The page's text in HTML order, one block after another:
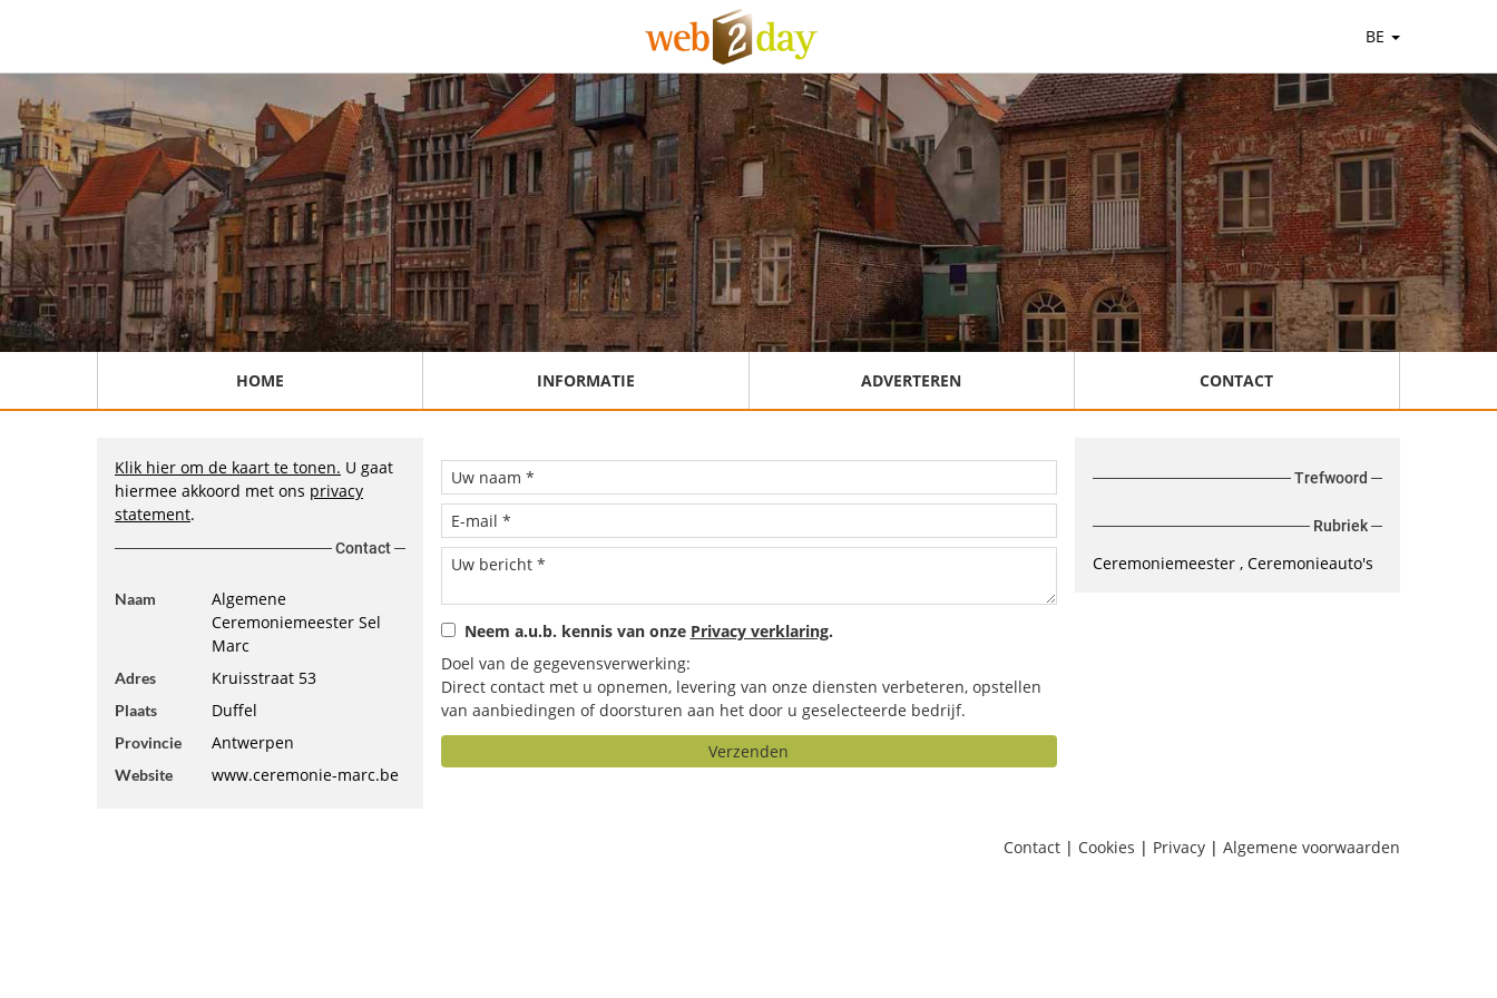
BE
HOME INFORMATIE ADVERTEREN CONTACT
Klik hier om de kaart te tonen. U gaat
hiermee akkoord met ons privacy
statement.
Contact
Naam
Algemene
Ceremoniemeester Sel
Marc
Adres Kruisstraat 53
Plaats Duffel
Provincie Antwerpen
Website www.ceremonie-marc.be
Neem a.u.b. kennis van onze Privacy verklaring.
Doel van de gegevensverwerking:
Direct contact met u opnemen, levering van onze diensten verbeteren, opstellen
van aanbiedingen of doorsturen aan het door u geselecteerde bedrijf.
Verzenden
Trefwoord
Rubriek
Ceremoniemeester Ceremonieauto's
Contact | Cookies | Privacy | Algemene voorwaarden